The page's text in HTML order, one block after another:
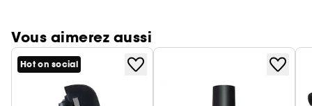
Vous aimerez aussi
Hot on social